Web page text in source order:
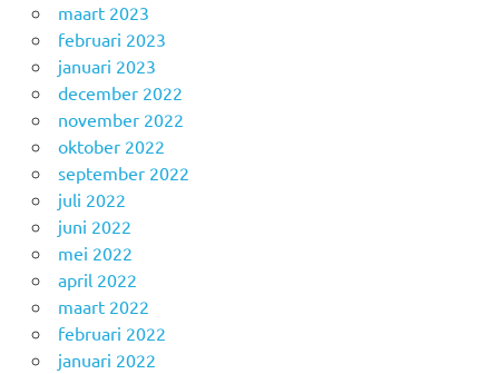
maart 2023
februari 2023
januari 2023
december 2022
november 2022
oktober 2022
september 2022
juli 2022
juni 2022
mei 2022
april 2022
maart 2022
februari 2022
januari 2022